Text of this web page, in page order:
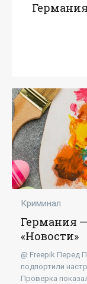
Криминал
Германия
«Новости»
@ Freepik Перед
подпортили
Проверка